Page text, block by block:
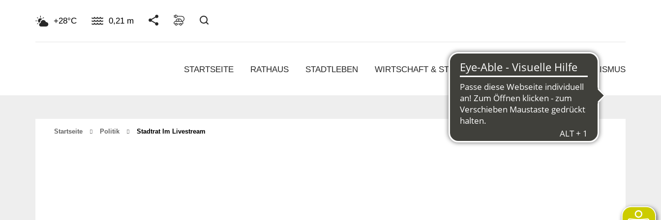
+28°C 0,21 m
STARTSEITE RATHAUS STADTLEBEN WIRTSCHAFT & STRUKTURWANDEL KULTUR & TOURISMUS
Startseite Politik Stadtrat Im Livestream